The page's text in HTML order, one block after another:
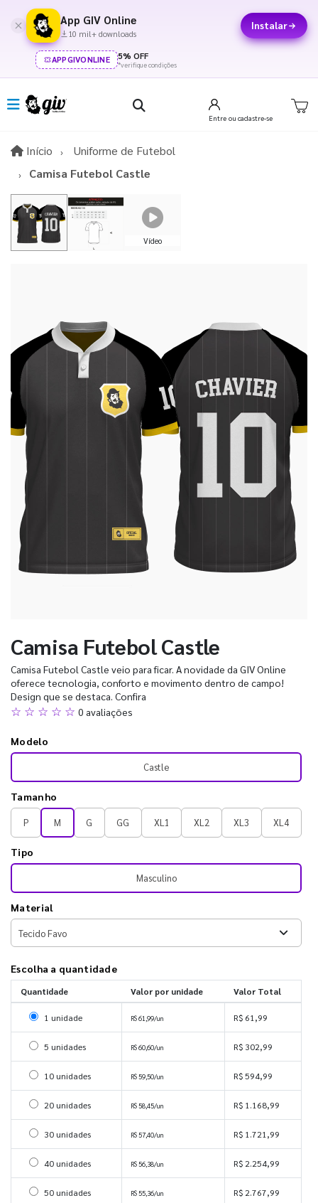
App GIV Online
10 mil+ downloads
Instalar
APPGIVONLINE 5% OFF
*verifique condições
Entre ou cadastre-se
Início InícioUniforme de Futebol
Camisa Futebol Castle
Vídeo
Camisa Futebol Castle
Camisa Futebol Castle veio para ficar. A novidade da GIV Online
oferece tecnologia, conforto e movimento dentro de campo!
Design que se destaca. Confira
☆ ☆ ☆ ☆ ☆ 0 avaliações
Modelo
Castle
Tamanho
P M G GG XL1 XL2 XL3 XL4
Tipo
Masculino
Material
Escolha a quantidade
Quantidade Valor por unidade Valor Total
Selecionar 1 unidade
1 unidade R$ 61,99/un R$ 61,99
Selecionar 5 unidades
5 unidades R$ 60,60/un R$ 302,99
Selecionar 10 unidades
10 unidades R$ 59,50/un R$ 594,99
Selecionar 20 unidades
20 unidades R$ 58,45/un R$ 1.168,99
Selecionar 30 unidades
30 unidades R$ 57,40/un R$ 1.721,99
Selecionar 40 unidades
40 unidades R$ 56,38/un R$ 2.254,99
Selecionar 50 unidades
50 unidades R$ 55,36/un R$ 2.767,99